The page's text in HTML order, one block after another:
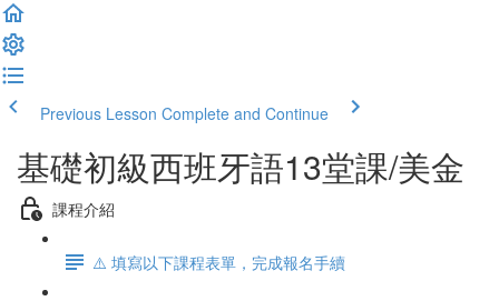
Previous Lesson Complete and Continue
基礎初級西班牙語13堂課/美金
課程介紹
⚠️ 填寫以下課程表單，完成報名手續